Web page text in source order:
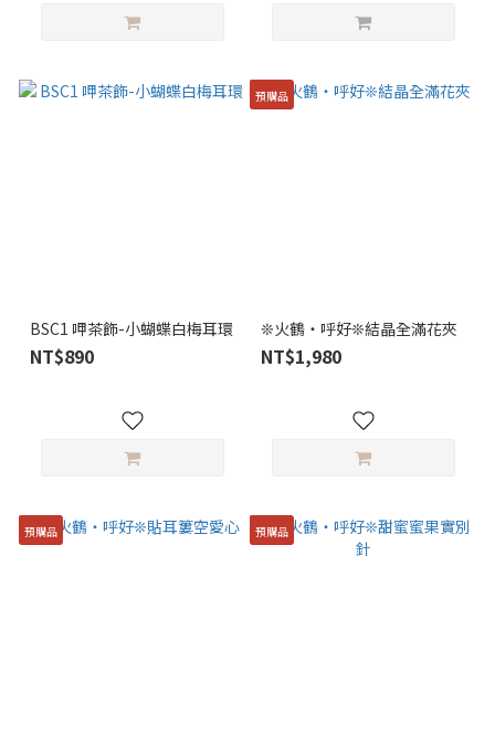
BSC1 呷茶飾-小蝴蝶白梅耳環
NT$890
預購品
❊火鶴・呼好❊結晶全滿花夾
NT$1,980
預購品 預購品